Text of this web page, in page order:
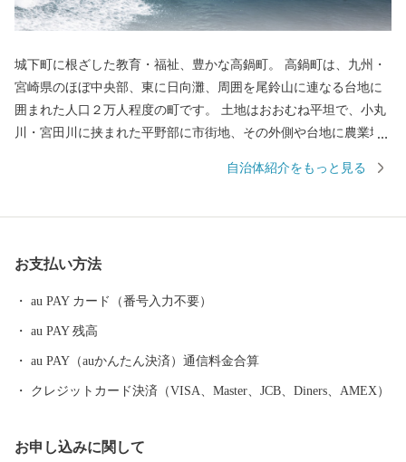
城下町に根ざした教育・福祉、豊かな高鍋町。 高鍋町は、九州・
宮崎県のほぼ中央部、東に日向灘、周囲を尾鈴山に連なる台地に
囲まれた人口２万人程度の町です。 土地はおおむね平坦で、小丸
川・宮田川に挟まれた平野部に市街地、その外側や台地に農業地
が、西都市・児湯郡地域の拠点として行政機関、商業施設等が集
に対し子どもの数に応じて米等を支給するなど、教育・福祉の面
ます。 明治以降も教育・福祉の気風は残り、日本最初の孤児院を
設立し３千人を超える孤児を救済した石井十次、徳川将軍や明治
天皇の教師役を務めた秋月種樹公を始め、司法の世界で活躍した
た。
自治体紹介をもっと見る
お支払い方法
au PAY カード（番号入力不要）
au PAY 残高
au PAY（auかんたん決済）通信料金合算
クレジットカード決済（VISA、Master、JCB、Diners、AMEX）
お申し込みに関して